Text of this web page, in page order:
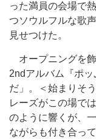
った満員の会場で
つソウルフルな歌
見せつけた。
オープニングを
2ndアルバム『ポ
だ」。＜始まりそ
レーズがこの場で
のように響くが、
ながらも付き合っ